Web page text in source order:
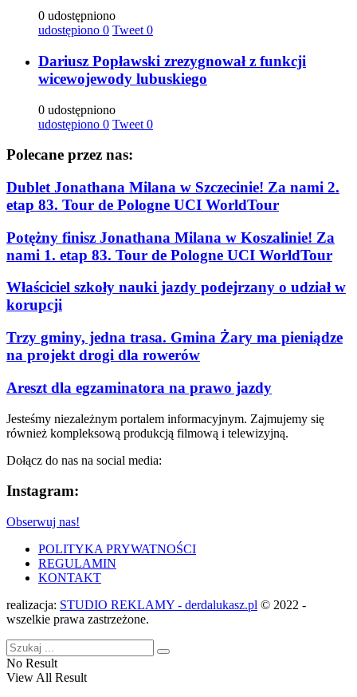
0 udostępniono
udostępiono 0 Tweet 0
Dariusz Popławski zrezygnował z funkcji
wicewojewody lubuskiego
0 udostępniono
udostępiono 0 Tweet 0
Polecane przez nas:
Dublet Jonathana Milana w Szczecinie! Za nami 2.
etap 83. Tour de Pologne UCI WorldTour
Potężny finisz Jonathana Milana w Koszalinie! Za
nami 1. etap 83. Tour de Pologne UCI WorldTour
Właściciel szkoły nauki jazdy podejrzany o udział w
korupcji
Trzy gminy, jedna trasa. Gmina Żary ma pieniądze
na projekt drogi dla rowerów
Areszt dla egzaminatora na prawo jazdy
Jesteśmy niezależnym portalem informacyjnym. Zajmujemy się
również kompleksową produkcją filmową i telewizyjną.
Dołącz do nas na social media:
Instagram:
Obserwuj nas!
POLITYKA PRYWATNOŚCI
REGULAMIN
KONTAKT
realizacja: STUDIO REKLAMY - derdalukasz.pl © 2022 -
wszelkie prawa zastrzeżone.
No Result
View All Result